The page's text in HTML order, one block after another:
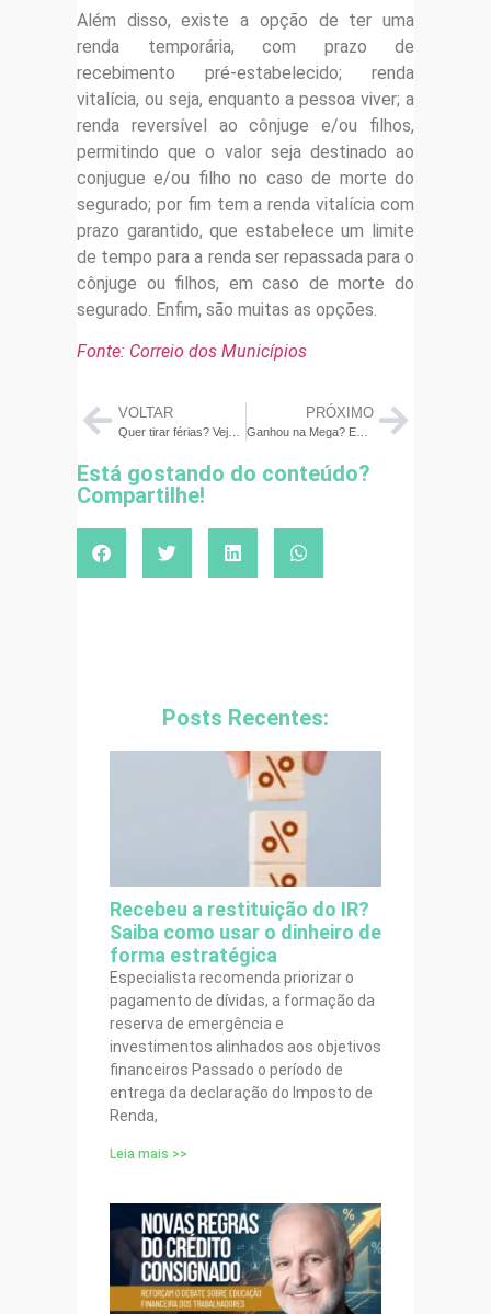
Além disso, existe a opção de ter uma
renda temporária, com prazo de
recebimento pré-estabelecido; renda
vitalícia, ou seja, enquanto a pessoa viver; a
renda reversível ao cônjuge e/ou filhos,
permitindo que o valor seja destinado ao
conjugue e/ou filho no caso de morte do
segurado; por fim tem a renda vitalícia com
prazo garantido, que estabelece um limite
de tempo para a renda ser repassada para o
cônjuge ou filhos, em caso de morte do
segurado. Enfim, são muitas as opções.
Fonte: Correio dos Municípios
VOLTAR
Quer tirar férias? Veja como investir para pagar a viagem de R$ 10 mil, R$ 20 mil e R$ 30 mil
PRÓXIMO
Ganhou na Mega? Especialista indica como investir dinheiro
Está gostando do conteúdo?
Compartilhe!
Posts Recentes:
Recebeu a restituição do IR?
Saiba como usar o dinheiro de
forma estratégica
Especialista recomenda priorizar o
pagamento de dívidas, a formação da
reserva de emergência e
investimentos alinhados aos objetivos
financeiros Passado o período de
entrega da declaração do Imposto de
Renda,
Leia mais >>